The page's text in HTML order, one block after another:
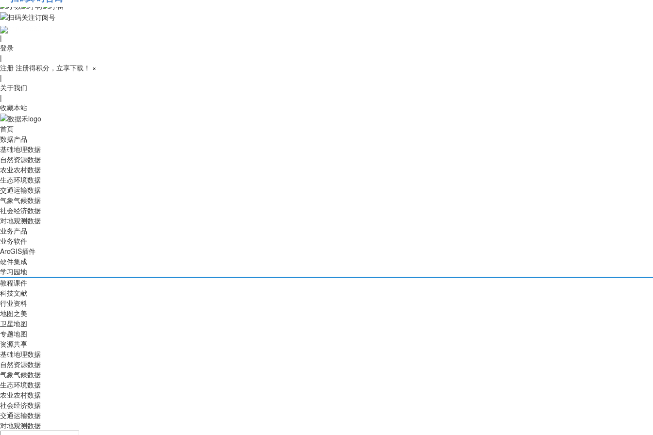
010-53689091
|
登录
|
注册 注册得积分，立享下载！ ×
|
关于我们
|
收藏本站
首页
数据产品
基础地理数据
自然资源数据
农业农村数据
生态环境数据
交通运输数据
气象气候数据
社会经济数据
对地观测数据
业务产品
业务软件
ArcGIS插件
硬件集成
学习园地
教程课件
科技文献
行业资料
地图之美
卫星地图
专题地图
资源共享
基础地理数据
自然资源数据
气象气候数据
生态环境数据
农业农村数据
社会经济数据
交通运输数据
对地观测数据